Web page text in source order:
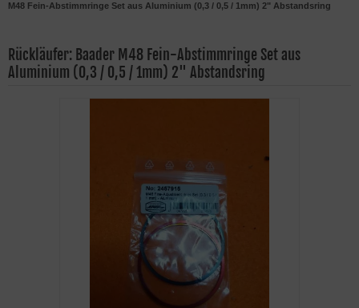
M48 Fein-Abstimmringe Set aus Aluminium (0,3 / 0,5 / 1mm) 2" Abstandsring
Rückläufer: Baader M48 Fein-Abstimmringe Set aus
Aluminium (0,3 / 0,5 / 1mm) 2" Abstandsring